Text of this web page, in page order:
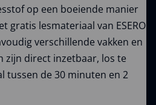
op een boeiende manier
gratis lesmateriaal van ESERO
verschillende vakken en
zijn direct inzetbaar, los te
tussen de 30 minuten en 2